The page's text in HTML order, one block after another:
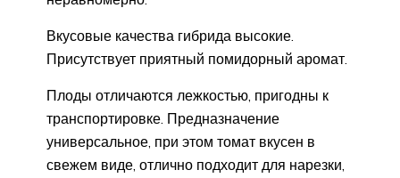
Вкусовые качества гибрида высокие.
Присутствует приятный помидорный аромат.
Плоды отличаются лежкостью, пригодны к
транспортировке. Предназначение
универсальное, при этом томат вкусен в
свежем виде, отлично подходит для нарезки,